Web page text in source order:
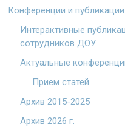
Конференции и публикации
Интерактивные
сотрудников ДОУ
Актуальные
Прием статей
Архив 2015-2025
Архив 2026 г.